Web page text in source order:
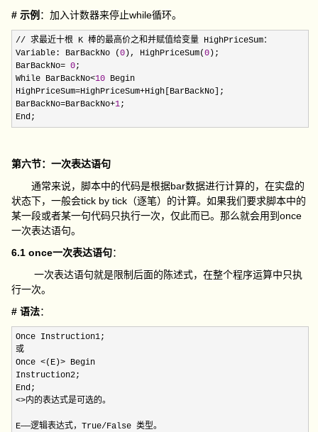
# 示例 ：加入计数器来停止while循环。
// 求最近十根 K 棒的最高价之和并赋值给变量 HighPriceSum：
Variable: BarBackNo (0 ), HighPriceSum(0 );
BarBackNo= 0;
While BarBackNo<10 Begin
HighPriceSum=HighPriceSum+High[BarBackNo];
BarBackNo=BarBackNo+1;
End;
第六节：一次表达语句
通常来说，脚本中的代码是根据bar数据进行计算的，在实盘的
状态下，一般会tick by tick（逐笔）的计算。如果我们要求脚本中的
某一段或者某一句代码只执行一次，仅此而已。那么就会用到once
一次表达语句。
6.1 once一次表达语句：
一次表达语句就是限制后面的陈述式，在整个程序运算中只执
行一次。
# 语法：
Once Instruction1;
或
Once <(E)> Begin
Instruction2;
<>内的表达式是可选的。
E——逻辑表达式，True/False 类型。